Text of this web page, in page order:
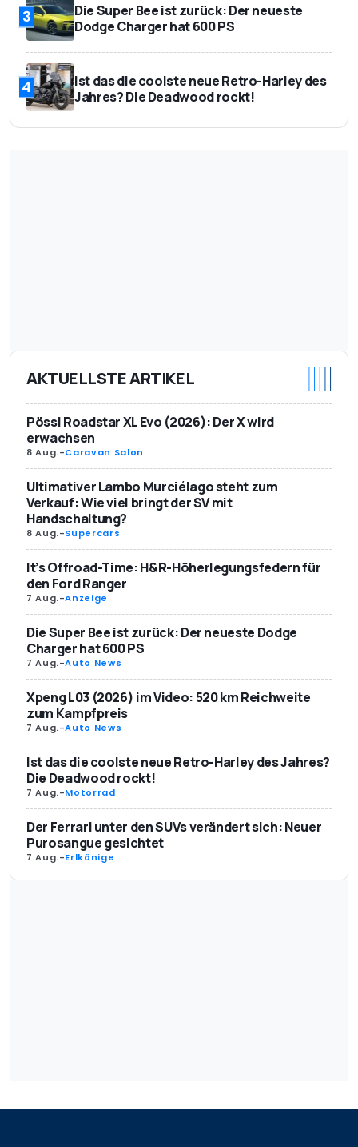
3
Die Super Bee ist zurück: Der neueste
Dodge Charger hat 600 PS
4
Ist das die coolste neue Retro-Harley des
Jahres? Die Deadwood rockt!
AKTUELLSTE ARTIKEL
Pössl Roadstar XL Evo (2026): Der X wird
erwachsen
8 Aug.-Caravan Salon
Ultimativer Lambo Murciélago steht zum
Verkauf: Wie viel bringt der SV mit
Handschaltung?
8 Aug.-Supercars
It’s Offroad-Time: H&R-Höherlegungsfedern für
den Ford Ranger
7 Aug.-Anzeige
Die Super Bee ist zurück: Der neueste Dodge
Charger hat 600 PS
7 Aug.-Auto News
Xpeng L03 (2026) im Video: 520 km Reichweite
zum Kampfpreis
7 Aug.-Auto News
Ist das die coolste neue Retro-Harley des Jahres?
Die Deadwood rockt!
7 Aug.-Motorrad
Der Ferrari unter den SUVs verändert sich: Neuer
Purosangue gesichtet
7 Aug.-Erlkönige